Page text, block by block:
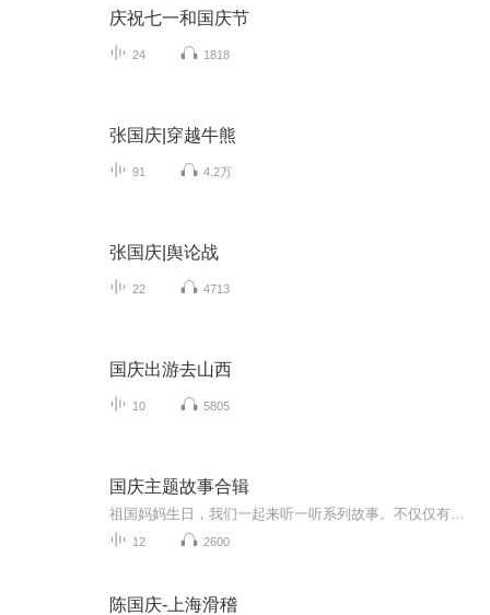
庆祝七一和国庆节
24 1818
张国庆|穿越牛熊
91 4.2万
张国庆|舆论战
22 4713
国庆出游去山西
10 5805
国庆主题故事合辑
12 2600
陈国庆-上海滑稽